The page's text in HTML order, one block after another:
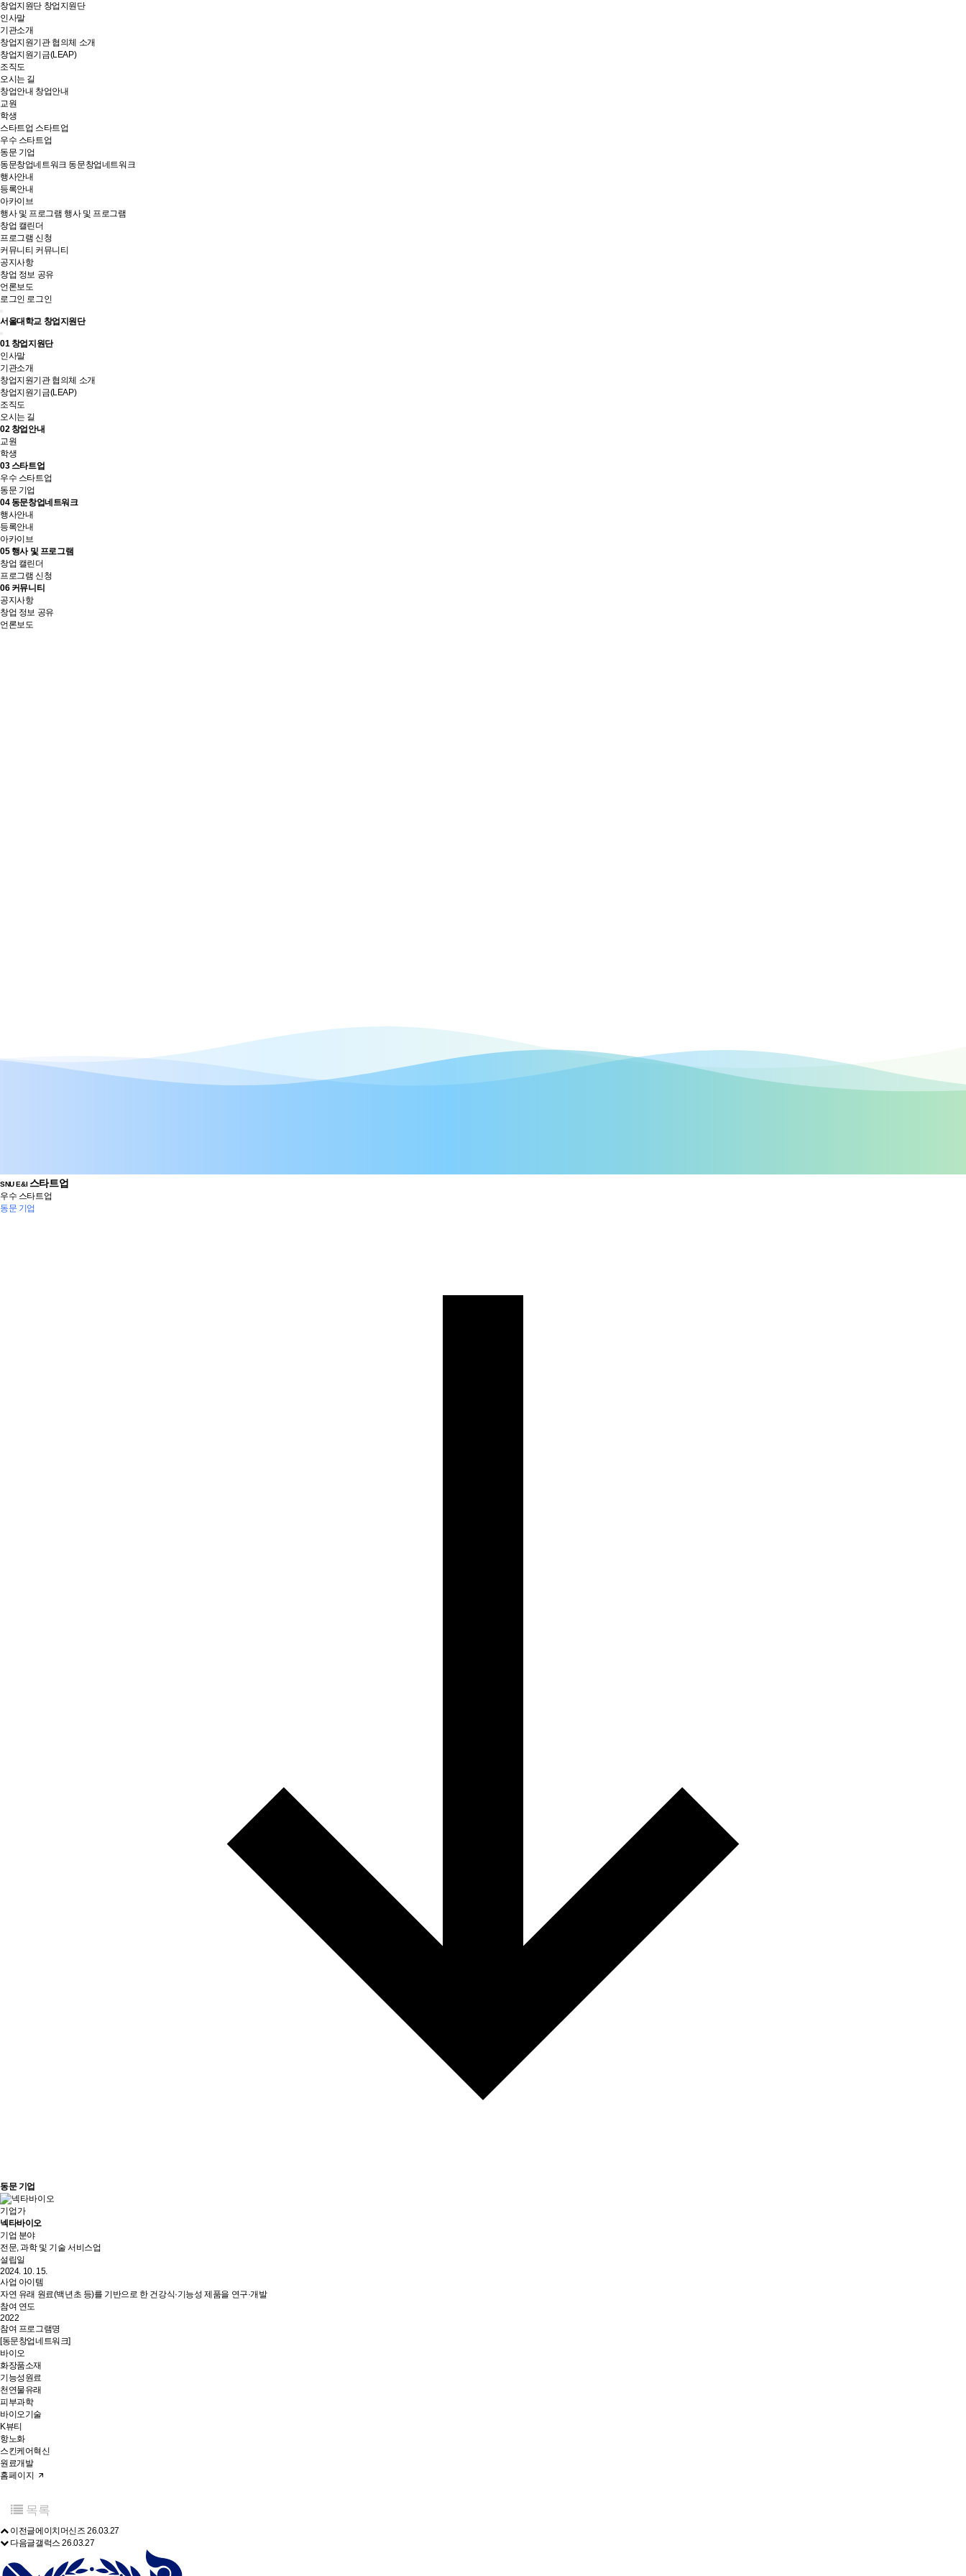
창업지원단 창업지원단
인사말
기관소개
창업지원기관 협의체 소개
창업지원기금(LEAP)
조직도
오시는 길
창업안내 창업안내
교원
학생
스타트업 스타트업
우수 스타트업
동문 기업
동문창업네트워크 동문창업네트워크
행사안내
등록안내
아카이브
행사 및 프로그램 행사 및 프로그램
창업 캘린더
프로그램 신청
커뮤니티 커뮤니티
공지사항
창업 정보 공유
언론보도
로그인 로그인
서울대학교 창업지원단
01창업지원단
인사말
기관소개
창업지원기관 협의체 소개
창업지원기금(LEAP)
조직도
오시는 길
02창업안내
교원
학생
03스타트업
우수 스타트업
동문 기업
04동문창업네트워크
행사안내
등록안내
아카이브
05행사 및 프로그램
창업 캘린더
프로그램 신청
06 커뮤니티
공지사항
창업 정보 공유
언론보도
SNU E&I 스타트업
우수 스타트업
동문 기업
동문 기업
기업가
넥타바이오
기업 분야
전문, 과학 및 기술 서비스업
설립일
2024. 10. 15.
사업 아이템
자연 유래 원료(백년초 등)를 기반으로 한 건강식·기능성 제품을 연구·개발
참여 연도
2022
참여 프로그램명
[동문창업네트워크]
바이오
화장품소재
기능성원료
천연물유래
피부과학
바이오기술
K뷰티
항노화
스킨케어혁신
원료개발
홈페이지
목록
이전글에이치머신즈 26.03.27
다음글갤럭스 26.03.27